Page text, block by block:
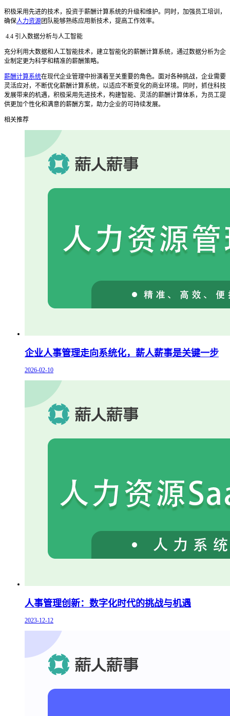
积极采用先进的技术，投资于薪酬计算系统的升级和维护。同时，加强员工培训，
确保人力资源团队能够熟练应用新技术，提高工作效率。
4.4 引入数据分析与人工智能
充分利用大数据和人工智能技术，建立智能化的薪酬计算系统，通过数据分析为企
业制定更为科学和精准的薪酬策略。
薪酬计算系统在现代企业管理中扮演着至关重要的角色。面对各种挑战，企业需要
灵活应对，不断优化薪酬计算系统，以适应不断变化的商业环境。同时，抓住科技
发展带来的机遇，积极采用先进技术，构建智能、灵活的薪酬计算体系，为员工提
供更加个性化和满意的薪酬方案，助力企业的可持续发展。
相关推荐
企业人事管理走向系统化，薪人薪事是关键一步
2026-02-10
人事管理创新：数字化时代的挑战与机遇
2023-12-12